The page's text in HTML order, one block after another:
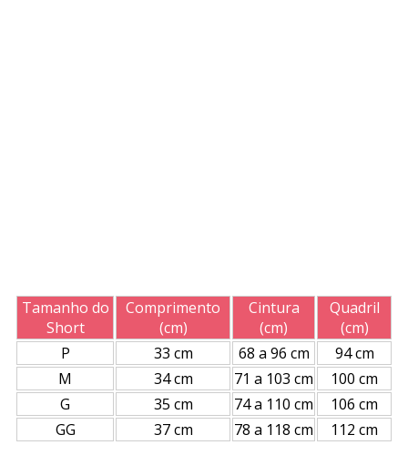
Tamanho do
Short
Comprimento
(cm)
Cintura
(cm)
Quadril
(cm)
P
33 cm 68 a 96 cm
94 cm
M
34 cm 71 a 103 cm
100 cm
G
35 cm 74 a 110 cm
106 cm
GG
37 cm 78 a 118 cm 112 cm